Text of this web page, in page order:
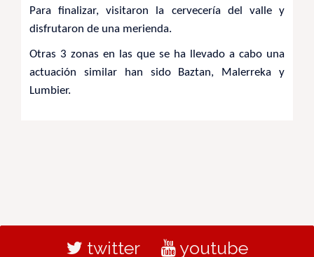
Para finalizar, visitaron la cervecería del valle y
disfrutaron de una merienda.
Otras 3 zonas en las que se ha llevado a cabo una
actuación similar han sido Baztan, Malerreka y
Lumbier.
twitter youtube